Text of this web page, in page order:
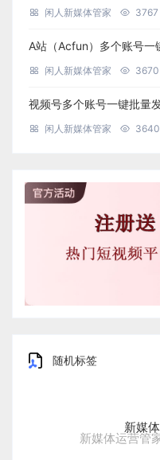
闲人新媒体管家 3767
A站（Acfun）多个账号一
闲人新媒体管家 3670
视频号多个账号一键批量
闲人新媒体管家 3640
随机标签
新媒体运营管
新媒